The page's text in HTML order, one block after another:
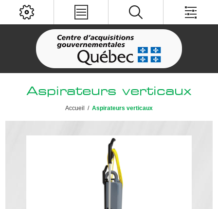
Aspirateurs verticaux
Accueil / Aspirateurs verticaux